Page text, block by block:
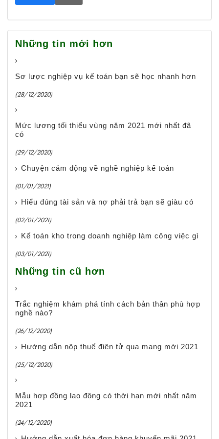
Những tin mới hơn
Sơ lược nghiệp vụ kế toán bạn sẽ học nhanh hơn
(28/12/2020)
Mức lương tối thiểu vùng năm 2021 mới nhất đã
có
(29/12/2020)
Chuyện cảm động về nghề nghiệp kế toán
(01/01/2021)
Hiểu đúng tài sản và nợ phải trả bạn sẽ giàu có
(02/01/2021)
Kế toán kho trong doanh nghiệp làm công việc gì
(03/01/2021)
Những tin cũ hơn
Trắc nghiệm khám phá tính cách bản thân phù hợp
nghề nào?
(26/12/2020)
Hướng dẫn nộp thuế điện tử qua mạng mới 2021
(25/12/2020)
Mẫu hợp đồng lao động có thời hạn mới nhất năm
2021
(24/12/2020)